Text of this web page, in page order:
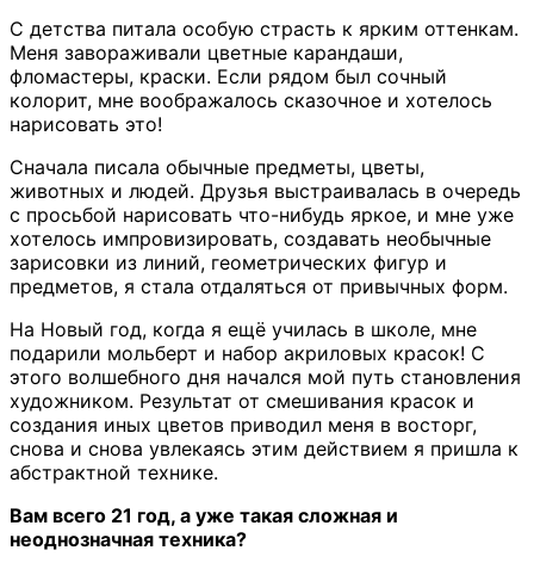
С детства питала особую страсть к ярким оттенкам.
Меня завораживали цветные карандаши,
фломастеры, краски. Если рядом был сочный
колорит, мне воображалось сказочное и хотелось
нарисовать это!
Сначала писала обычные предметы, цветы,
животных и людей. Друзья выстраивалась в очередь
с просьбой нарисовать что-нибудь яркое, и мне уже
хотелось импровизировать, создавать необычные
зарисовки из линий, геометрических фигур и
предметов, я стала отдаляться от привычных форм.
На Новый год, когда я ещё училась в школе, мне
подарили мольберт и набор акриловых красок! С
этого волшебного дня начался мой путь становления
художником. Результат от смешивания красок и
создания иных цветов приводил меня в восторг,
снова и снова увлекаясь этим действием я пришла к
абстрактной технике.
Вам всего 21 год, а уже такая сложная и
неоднозначная техника?